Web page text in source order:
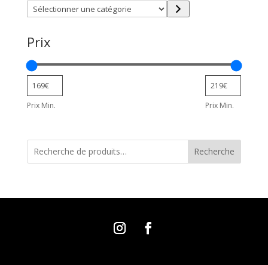
Sélectionner
une
Prix
Prix Min. Prix Min.
Recherche